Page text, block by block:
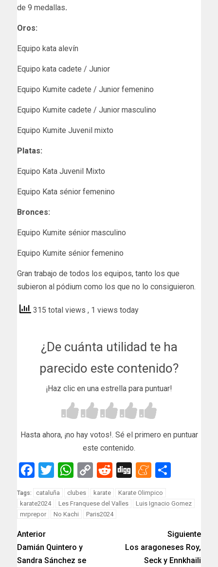
de 9 medallas.
Oros:
Equipo kata alevín
Equipo kata cadete / Junior
Equipo Kumite cadete / Junior femenino
Equipo Kumite cadete / Junior masculino
Equipo Kumite Juvenil mixto
Platas:
Equipo Kata Juvenil Mixto
Equipo Kata sénior femenino
Bronces:
Equipo Kumite sénior masculino
Equipo Kumite sénior femenino
Gran trabajo de todos los equipos, tanto los que
subieron al pódium como los que no lo consiguieron.
315 total views , 1 views today
¿De cuánta utilidad te ha
parecido este contenido?
¡Haz clic en una estrella para puntuar!
Hasta ahora, ¡no hay votos!. Sé el primero en puntuar
este contenido.
Facebook
Twitter
WhatsApp
Copy
Link
Reddit
Digg
Tags: cataluña clubes karate
Karate Olimpico
karate2024
Les Franquese del Valles
Luis Ignacio Gomez
mrprepor
No Kachi Paris2024
Anterior
Damián Quintero y
Sandra Sánchez se
Siguiente
Los aragoneses Roy,
Seck y Ennkhaili